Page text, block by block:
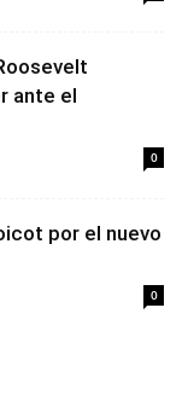
ante el
0
por el nuevo
0